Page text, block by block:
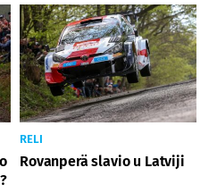
RELI
Rovanperä slavio u Latviji